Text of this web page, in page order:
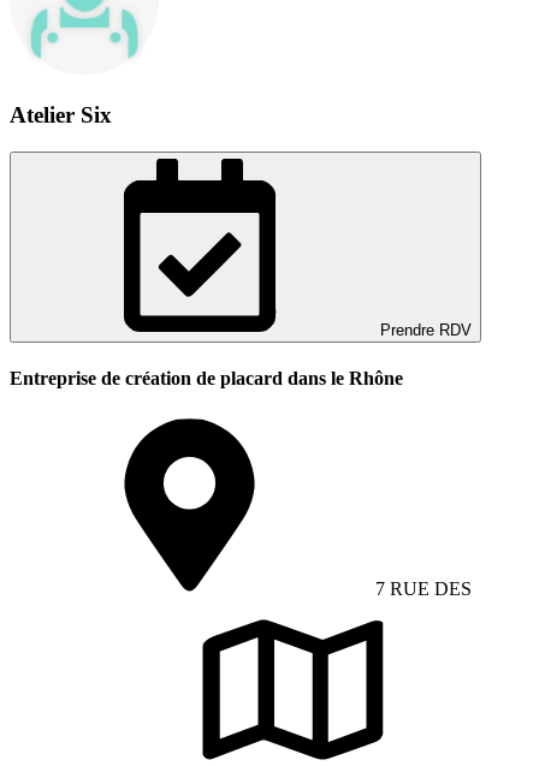
Atelier Six
Prendre RDV
Entreprise de création de placard dans le Rhône
7 RUE DES